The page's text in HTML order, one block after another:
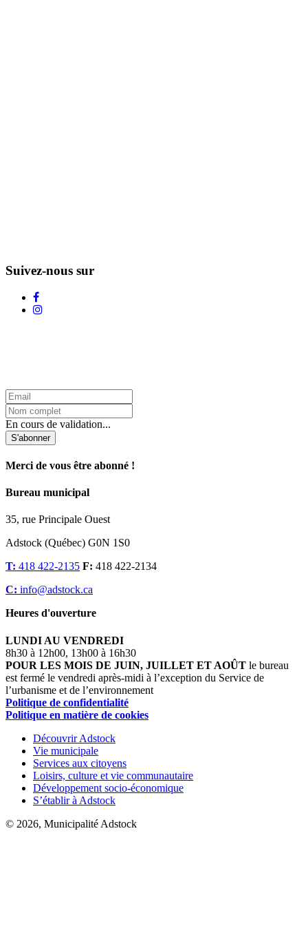
Suivez-nous sur
En cours de validation...
S'abonner
Merci de vous être abonné !
Bureau municipal
35, rue Principale Ouest
Adstock (Québec) G0N 1S0
T: 418 422-2135 F: 418 422-2134
C: info@adstock.ca
Heures d'ouverture
LUNDI AU VENDREDI
8h30 à 12h00, 13h00 à 16h30
POUR LES MOIS DE JUIN, JUILLET ET AOÛT le bureau
est fermé le vendredi après-midi à l’exception du Service de
l’urbanisme et de l’environnement
Politique de confidentialité
Politique en matière de cookies
Découvrir Adstock
Vie municipale
Services aux citoyens
Loisirs, culture et vie communautaire
Développement socio-économique
S’établir à Adstock
© 2026, Municipalité Adstock